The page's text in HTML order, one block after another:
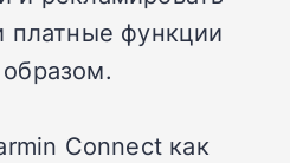
платные функции
Connect как